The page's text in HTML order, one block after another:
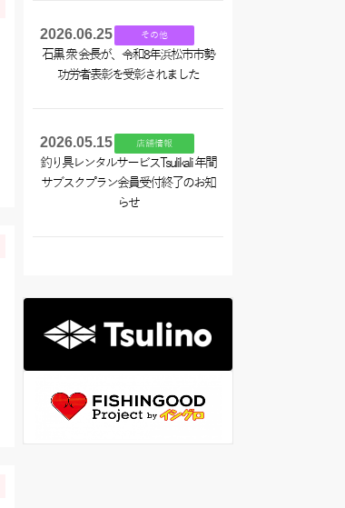
2026.06.25 その他
石黒 衆 会長が、令和8年浜松市市勢
功労者表彰を受彰されました
2026.05.15 店舗情報
釣り具レンタルサービスTsulikali 年間
サブスクプラン会員受付終了のお知
らせ